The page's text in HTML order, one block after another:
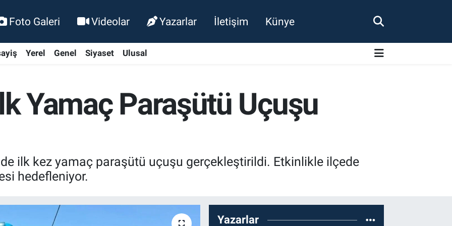
Foto Galeri Videolar Yazarlar İletişim Künye
Yerel Genel Siyaset Ulusal
Yamaç Paraşütü Uçuşu
ilk kez yamaç paraşütü uçuşu gerçekleştirildi. Etkinlikle ilçede
hedefleniyor.
Yazarlar